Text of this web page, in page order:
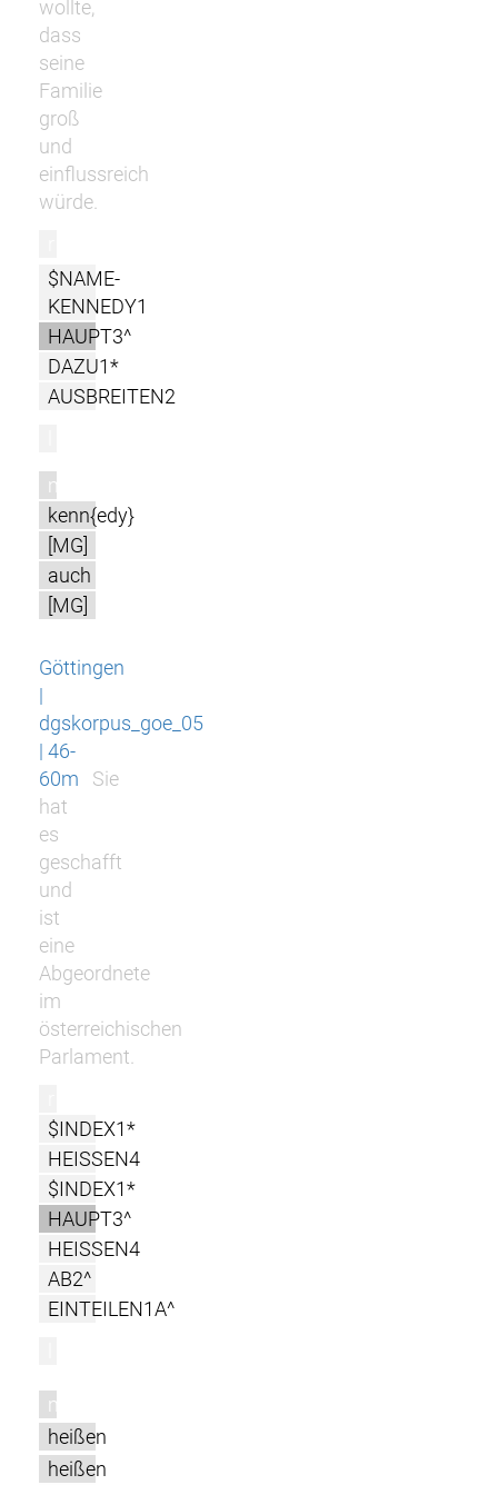
wollte,
dass
seine
Familie
groß
und
einflussreich
würde.
$NAME-
KENNEDY1
HAUPT3^
DAZU1*
AUSBREITEN2
m
kenn{edy}
[MG]
auch
[MG]
Göttingen
|
dgskorpus_goe_05
| 46-
60m
Sie
hat
es
geschafft
und
ist
eine
Abgeordnete
im
österreichischen
Parlament.
$INDEX1*
HEISSEN4
$INDEX1*
HAUPT3^
HEISSEN4
AB2^
EINTEILEN1A^
m
heißen
heißen